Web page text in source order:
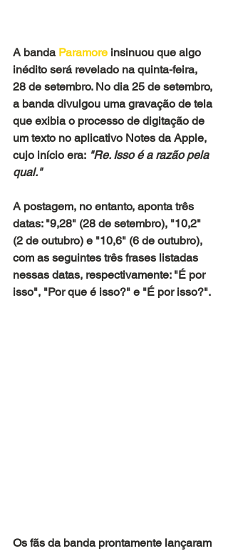
A banda Paramore insinuou que algo
inédito será revelado na quinta-feira,
28 de setembro. No dia 25 de setembro,
a banda divulgou uma gravação de tela
que exibia o processo de digitação de
um texto no aplicativo Notes da Apple,
cujo início era: "Re. Isso é a razão pela
qual."
A postagem, no entanto, aponta três
datas: "9,28" (28 de setembro), "10,2"
(2 de outubro) e "10,6" (6 de outubro),
com as seguintes três frases listadas
nessas datas, respectivamente: "É por
isso", "Por que é isso?" e "É por isso?".
Os fãs da banda prontamente lançaram